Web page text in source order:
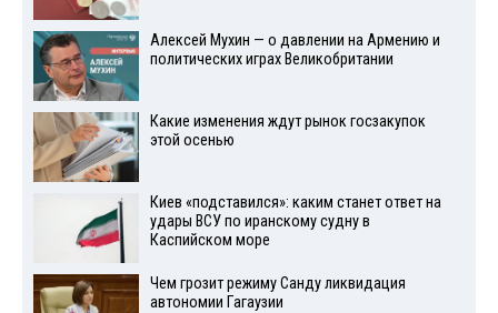
Алексей Мухин — о давлении на Армению и
политических играх Великобритании
Какие изменения ждут рынок госзакупок
этой осенью
Киев «подставился»: каким станет ответ на
удары ВСУ по иранскому судну в
Каспийском море
Чем грозит режиму Санду ликвидация
автономии Гагаузии